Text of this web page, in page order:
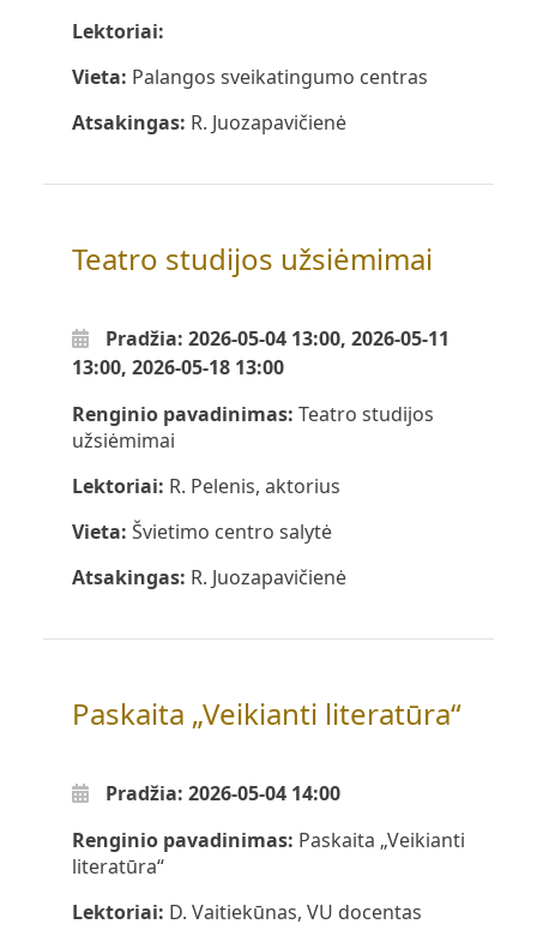
Lektoriai:
Vieta: Palangos sveikatingumo centras
Atsakingas: R. Juozapavičienė
Teatro studijos užsiėmimai
Pradžia: 2026-05-04 13:00, 2026-05-11
13:00, 2026-05-18 13:00
Renginio pavadinimas: Teatro studijos
užsiėmimai
Lektoriai: R. Pelenis, aktorius
Vieta: Švietimo centro salytė
Atsakingas: R. Juozapavičienė
Paskaita „Veikianti literatūra“
Pradžia: 2026-05-04 14:00
Renginio pavadinimas: Paskaita „Veikianti
literatūra“
Lektoriai: D. Vaitiekūnas, VU docentas